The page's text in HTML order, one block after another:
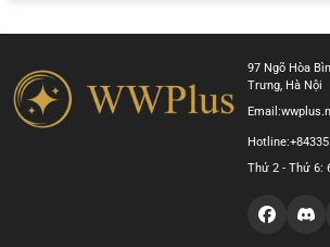
97 Ngõ Hòa
Trưng, Hà Nội
Email:
Hotline:
Thứ 2 - Thứ 6: